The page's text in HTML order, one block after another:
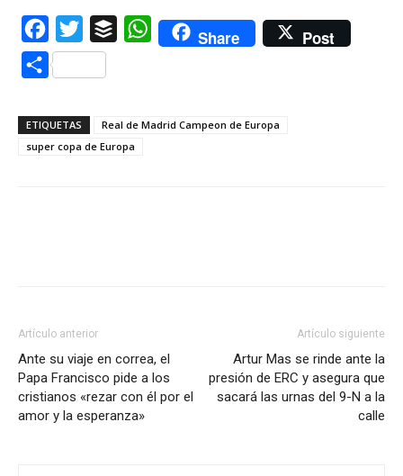
Facebook
Twitter Buffer WhatsAppShare Post
Compartir
ETIQUETAS
Real de Madrid Campeon de Europa
super copa de Europa
Artículo anterior
Ante su viaje en correa, el
Papa Francisco pide a los
cristianos «rezar con él por el
amor y la esperanza»
Artículo siguiente
Artur Mas se rinde ante la
presión de ERC y asegura que
sacará las urnas del 9-N a la
calle